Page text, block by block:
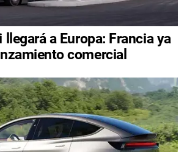
llegará a Europa: Francia ya
comercial